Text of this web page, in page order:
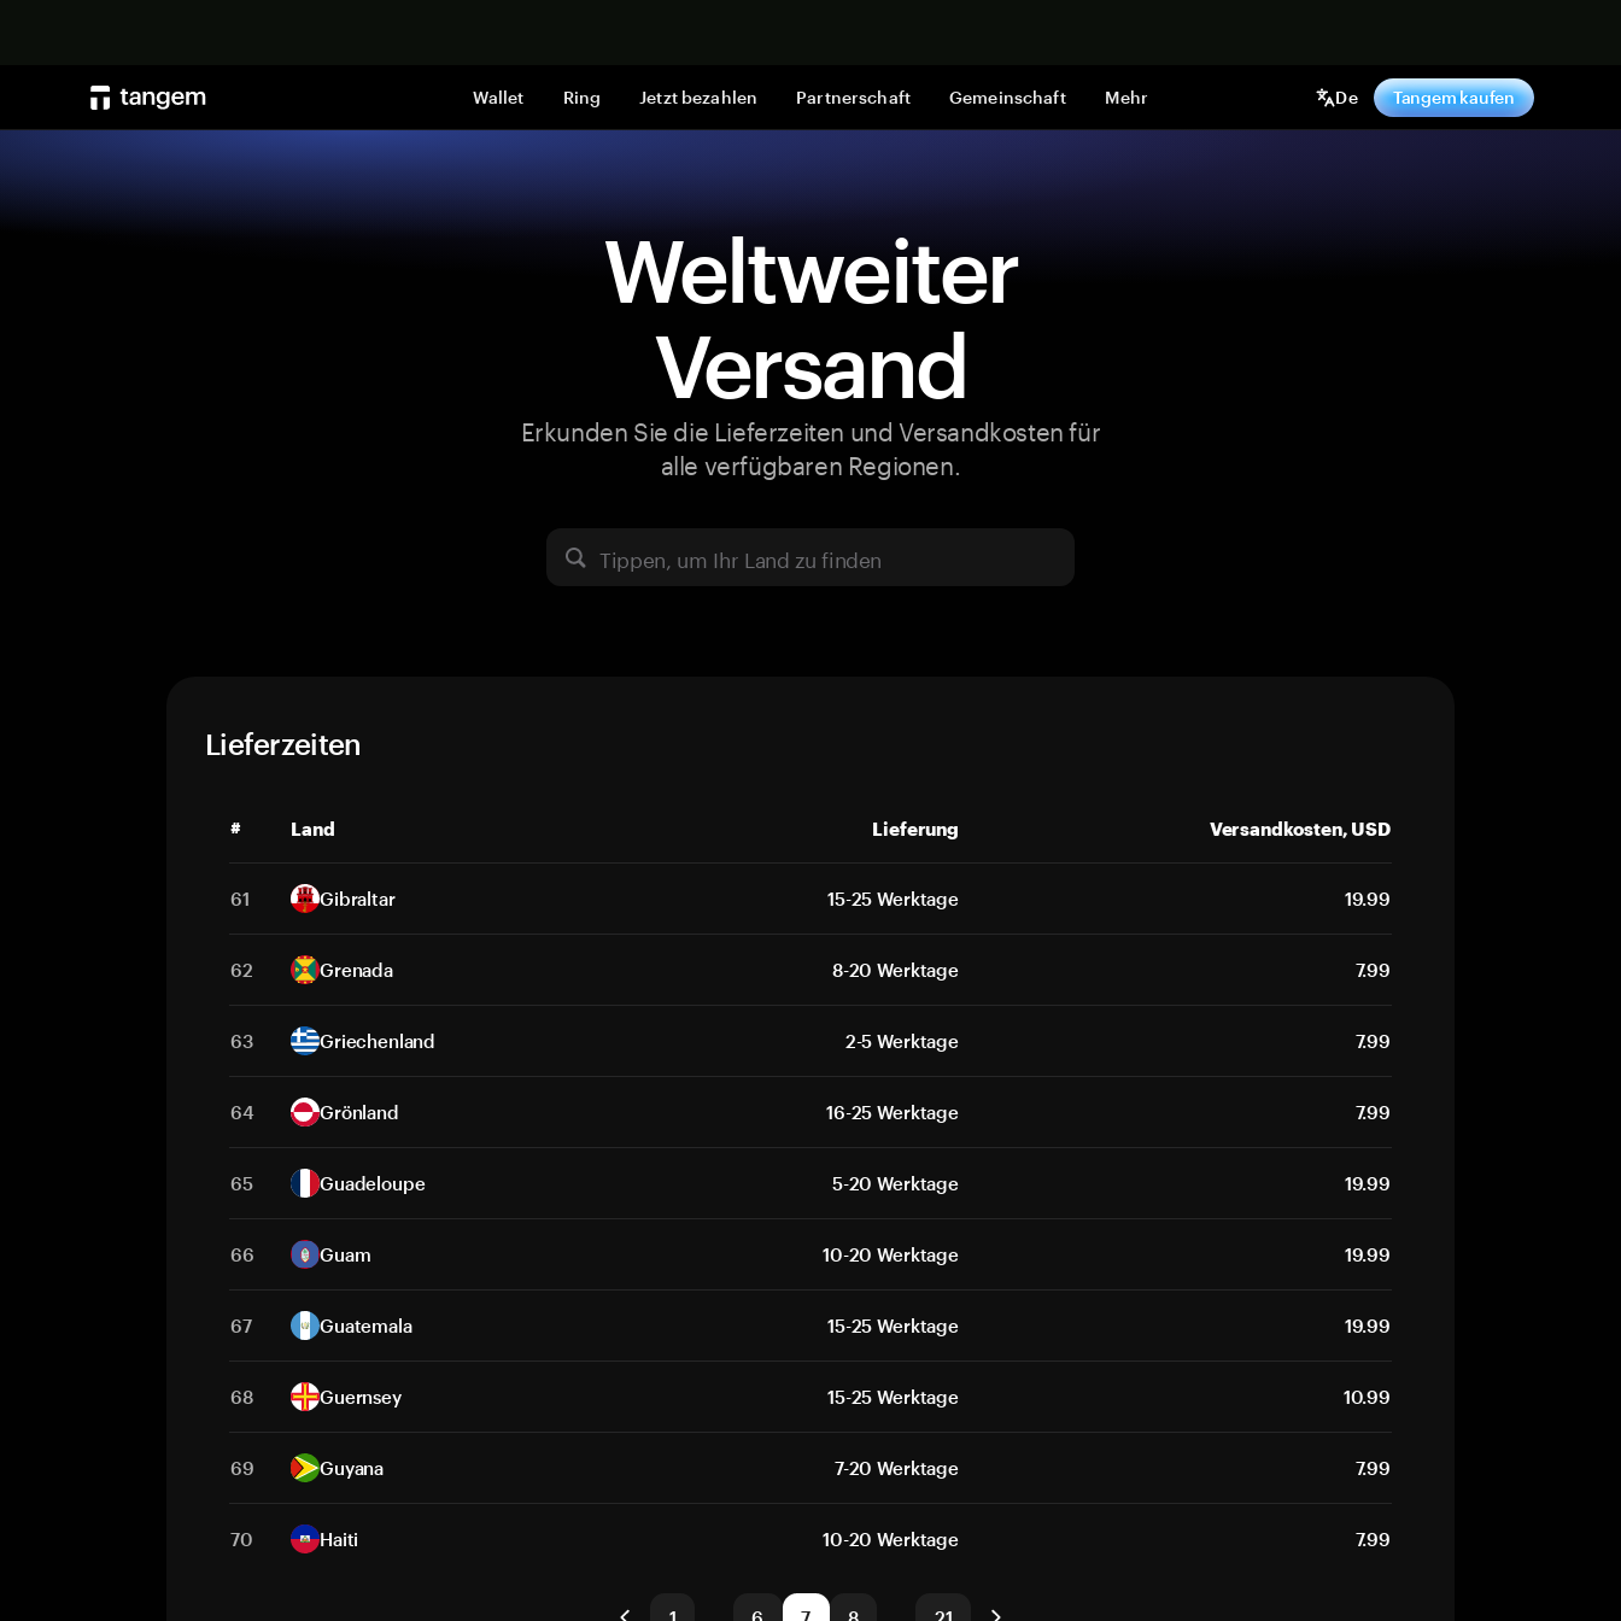
Wallet Ring Jetzt bezahlen Partnerschaft Gemeinschaft Mehr De Tangem kaufen
Weltweiter
Versand
Erkunden Sie die Lieferzeiten und Versandkosten für
alle verfügbaren Regionen.
Tippen, um Ihr Land zu finden
Lieferzeiten
# Land Lieferung Versandkosten, USD
61 Gibraltar 15-25 Werktage 19.99
62 Grenada 8-20 Werktage 7.99
63 Griechenland 2-5 Werktage 7.99
64 Grönland 16-25 Werktage 7.99
65 Guadeloupe 5-20 Werktage 19.99
66 Guam 10-20 Werktage 19.99
67 Guatemala 15-25 Werktage 19.99
68 Guernsey 15-25 Werktage 10.99
69 Guyana 7-20 Werktage 7.99
70 Haiti 10-20 Werktage 7.99